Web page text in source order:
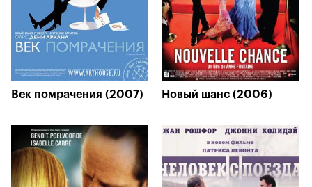
Век помрачения (2007) Новый шанс (2006)